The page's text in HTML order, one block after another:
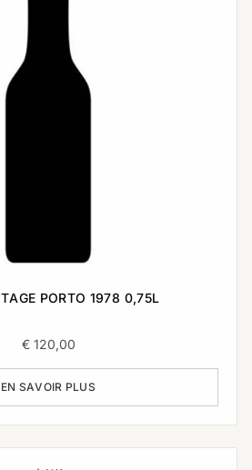
PORTO 1978 0,75L
€120,00
EN SAVOIR PLUS